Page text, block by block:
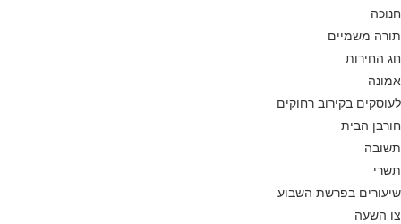
חנוכה
תורה משמיים
חג החירות
אמונה
לעוסקים בקירוב רחוקים
חורבן הבית
תשובה
תשרי
שיעורים בפרשת השבוע
צו השעה